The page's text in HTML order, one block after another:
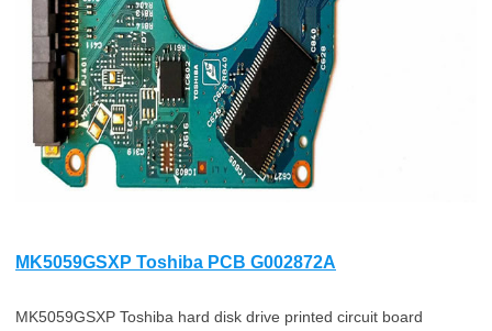
MK5059GSXP Toshiba PCB G002872A
MK5059GSXP Toshiba hard disk drive printed circuit board